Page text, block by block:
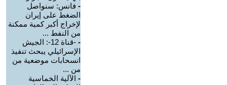
- فانس: سنواصل
الضغط على إيران
لإخراج أكبر كمية ممكنة
من النفط ...
-
-قناة 12-: الجيش
الإسرائيلي يبحث تنفيذ
انسحابات موضعية من
من ...
- الآلية الخماسية